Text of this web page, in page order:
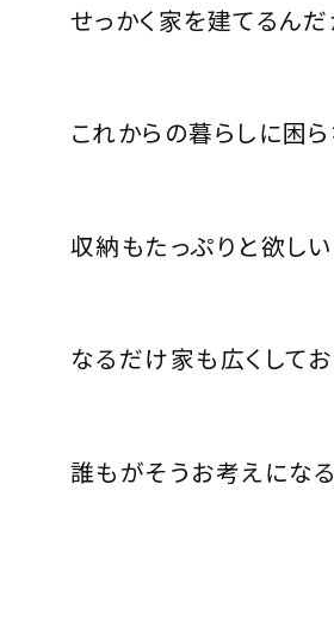
せっかく家を建てるんだ
これからの暮らしに困
収納もたっぷりと欲し
なるだけ家も広くしてお
誰もがそうお考えになる